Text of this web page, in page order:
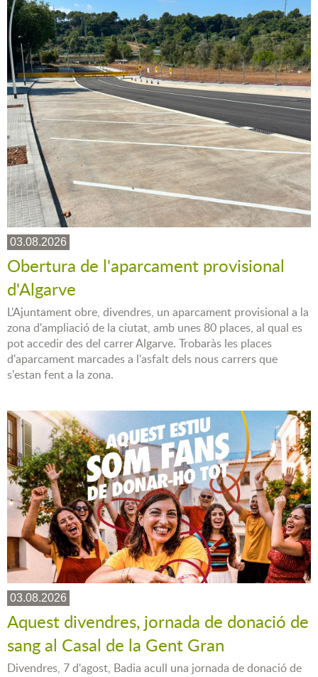
03.08.2026
Obertura de l'aparcament provisional
d'Algarve
L'Ajuntament obre, divendres, un aparcament provisional a la
zona d'ampliació de la ciutat, amb unes 80 places, al qual es
pot accedir des del carrer Algarve. Trobaràs les places
d'aparcament marcades a l'asfalt dels nous carrers que
s'estan fent a la zona.
03.08.2026
Aquest divendres, jornada de donació de
sang al Casal de la Gent Gran
Divendres, 7 d'agost, Badia acull una jornada de donació de